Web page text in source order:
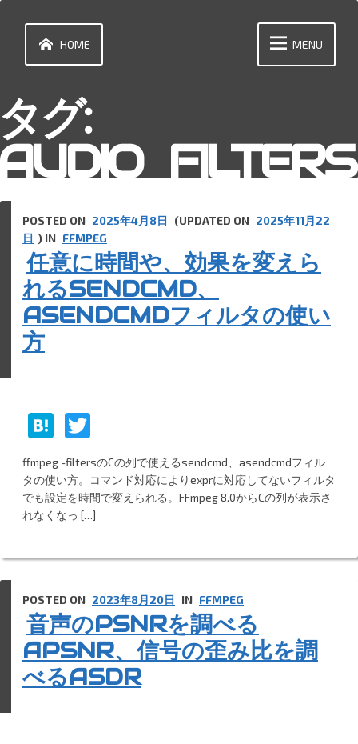
content
グ:
HOME MENU
任意に時間や、効果を変えら
れるSENDCMD、
ASENDCMDフィルタの使い
方
POSTED ON 2025年4月8日 (UPDATED ON 2025年11月22
日 ) IN FFMPEG
H
at
e
n
a
w
itt
er
ffmpeg -filtersのCの列で使えるsendcmd、asendcmdフィル
タの使い方。コマンド対応によりexprに対応してないフィルタ
でも設定を時間で変えられる。FFmpeg 8.0からCの列が表示さ
れなくなっ […]
音声のPSNRを調べる
APSNR、信号の歪み比を調
べるASDR
POSTED ON 2023年8月20日 IN FFMPEG